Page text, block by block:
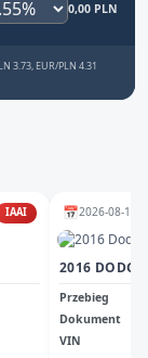
0,00 PLN
3.73, EUR/PLN 4.31
IAAI 📅2026-08-10
2016 DODGE
Przebieg
Dokument
VIN